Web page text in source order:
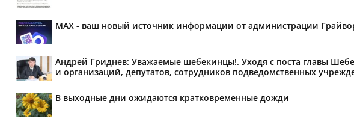
MAX - ваш новый источник информации от администрации
Андрей Гриднев: Уважаемые шебекинцы!. Уходя с поста главы
и организаций, депутатов, сотрудников подведомственных
В выходные дни ожидаются кратковременные дожди